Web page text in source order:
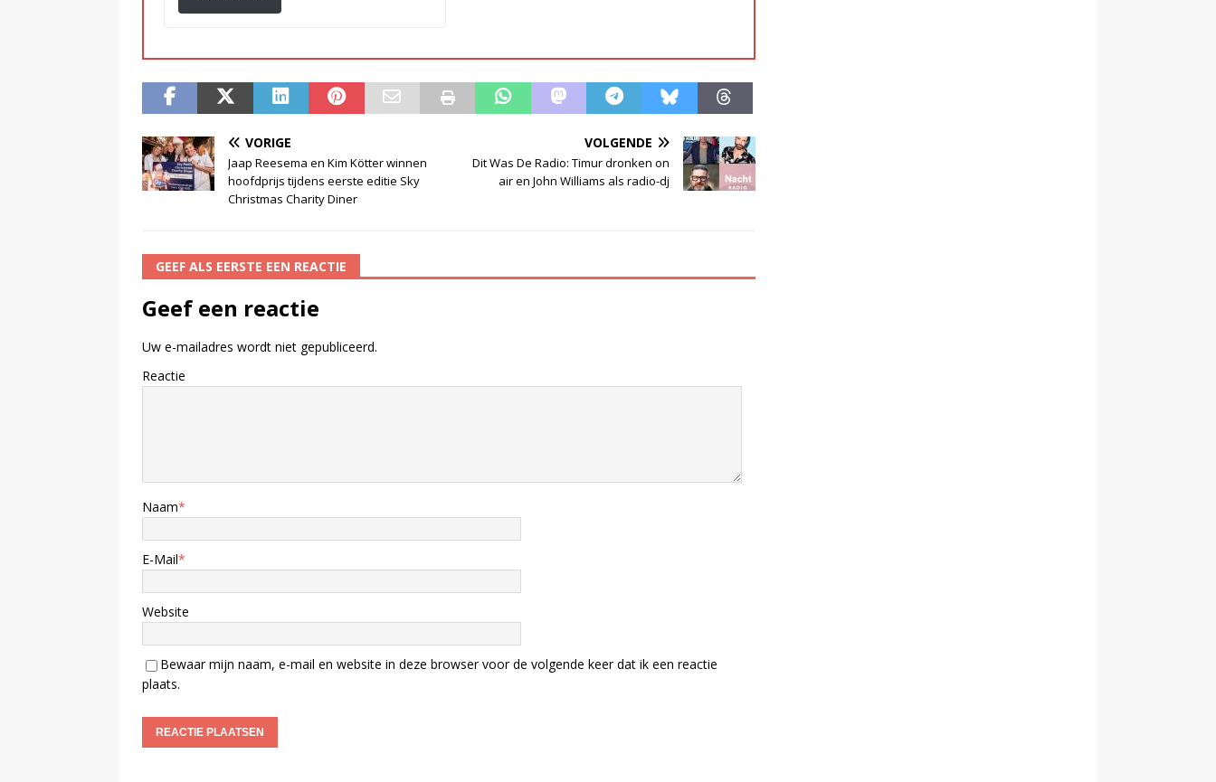
VORIGE
Jaap Reesema en Kim Kötter winnen
hoofdprijs tijdens eerste editie Sky
Christmas Charity Diner
VOLGENDE
Dit Was De Radio: Timur dronken on
air en John Williams als radio-dj
GEEF ALS EERSTE EEN REACTIE
Geef een reactie
Uw e-mailadres wordt niet gepubliceerd.
Reactie
Naam*
E-Mail*
Website
Bewaar mijn naam, e-mail en website in deze browser voor de volgende keer dat ik een reactie
plaats.